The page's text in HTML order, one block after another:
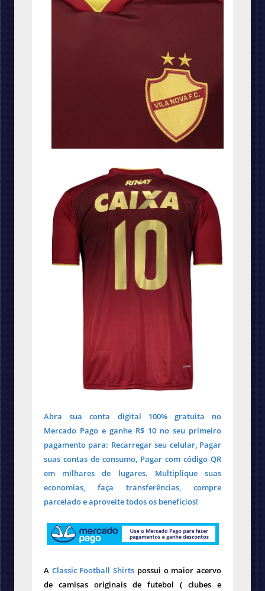
Abra sua conta digital 100% gratuita no
Mercado Pago e ganhe R$ 10 no seu primeiro
pagamento para: Recarregar seu celular, Pagar
suas contas de consumo, Pagar com código QR
em milhares de lugares. Multiplique suas
economias, faça transferências, compre
parcelado e aproveite todos os benefícios!
A Classic Football Shirts possui o maior acervo
de camisas originais de futebol ( clubes e